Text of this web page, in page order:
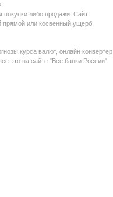
либо продажи. Сайт
прямой или косвенный ущерб,
курса валют, онлайн конвертер
это на сайте "Все банки России"